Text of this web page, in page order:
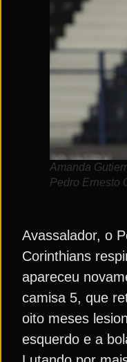
Amanda
Pedro Ernesto
Avassalador, o
Corinthians
apareceu
camisa 5, que
oito meses
esquerdo e a